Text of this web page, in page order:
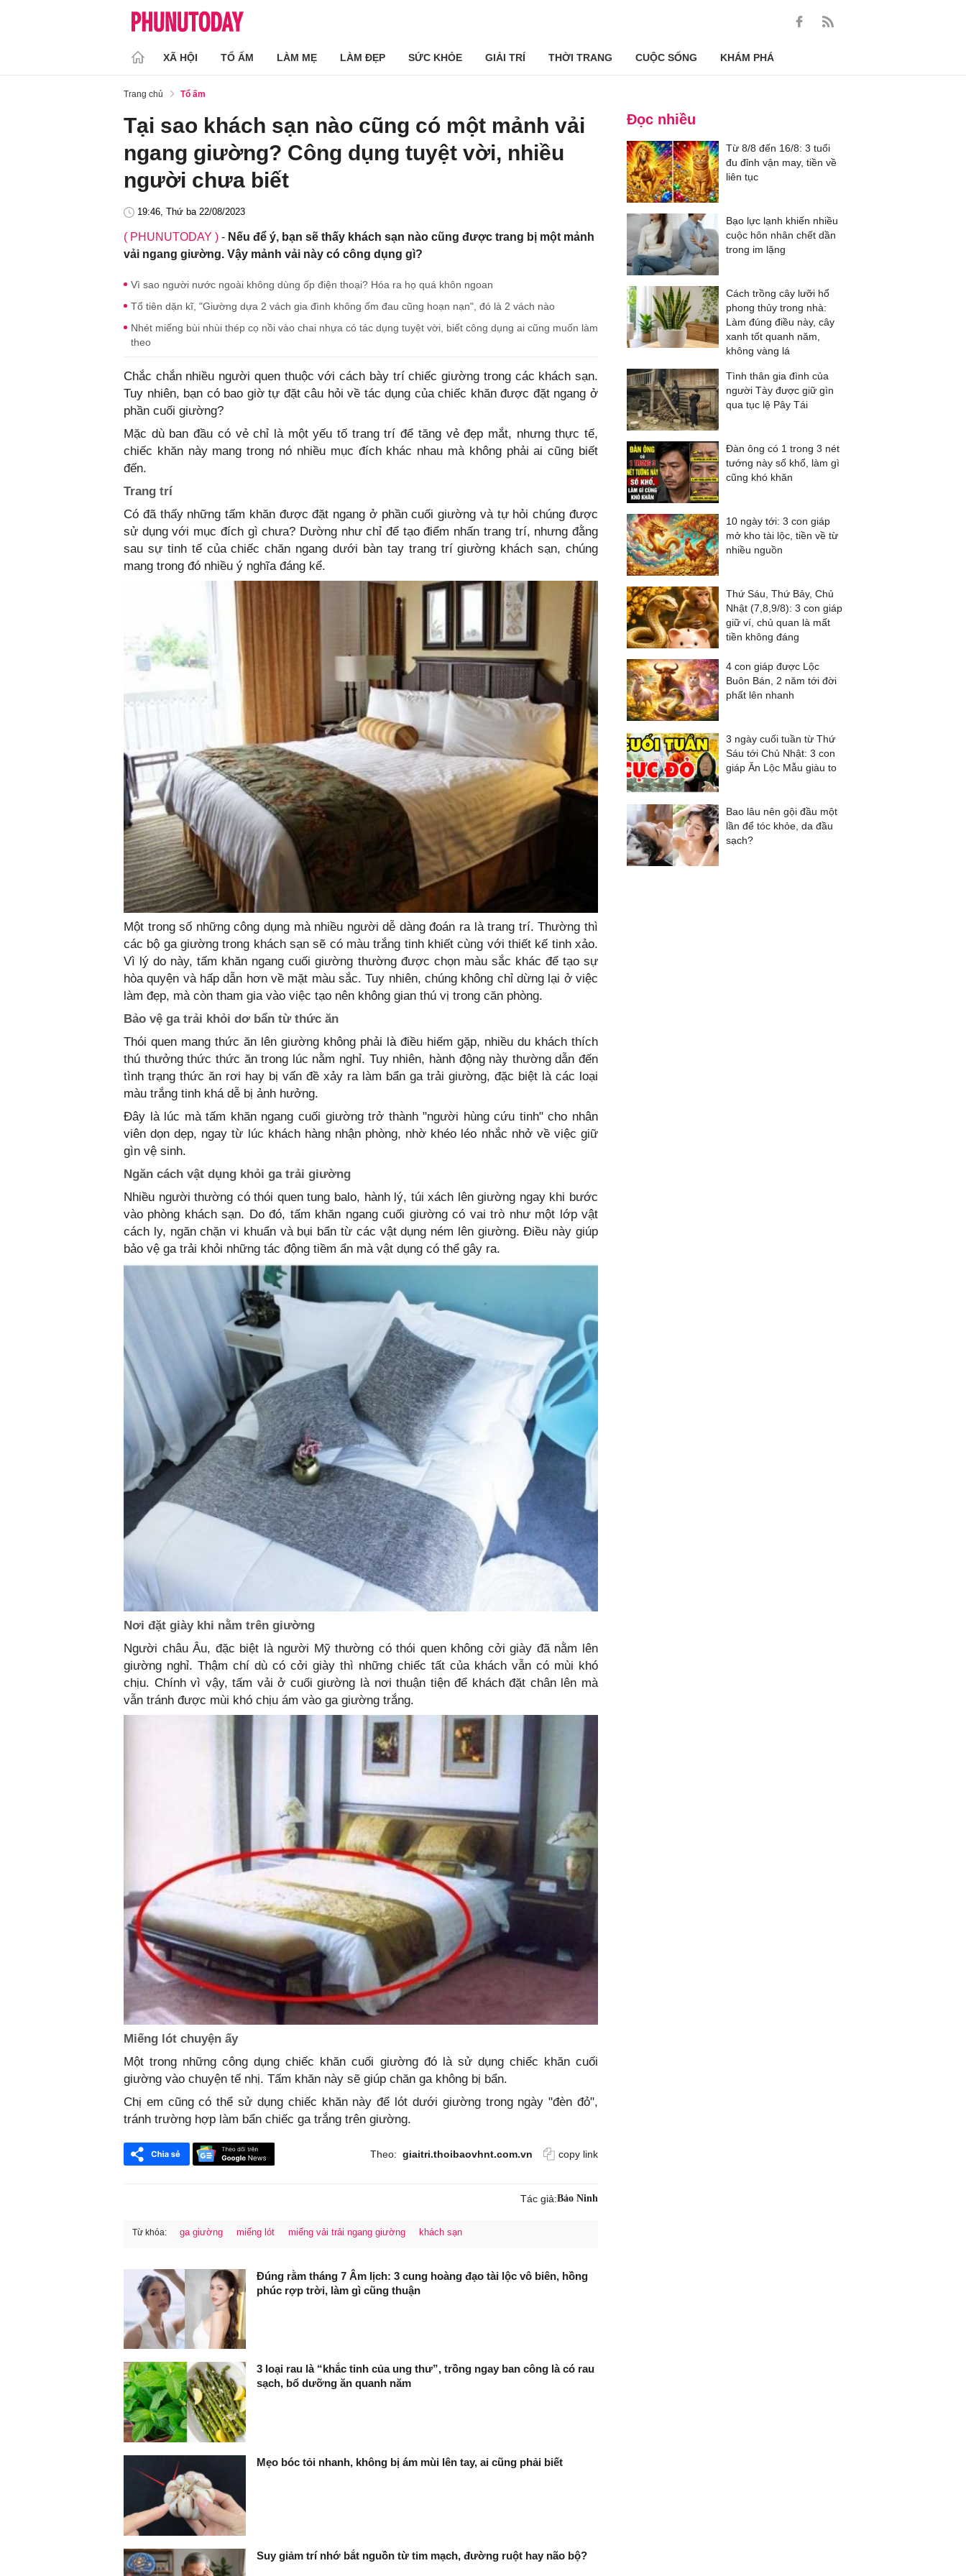
XÃ HỘI TỔ ẤM LÀM MẸ LÀM ĐẸP SỨC KHỎE GIẢI TRÍ THỜI TRANG CUỘC SỐNG KHÁM PHÁ
Trang chủ Tổ ấm
Tại sao khách sạn nào cũng có một mảnh vải
ngang giường? Công dụng tuyệt vời, nhiều
người chưa biết
19:46, Thứ ba 22/08/2023
( PHUNUTODAY ) - Nếu để ý, bạn sẽ thấy khách sạn nào cũng được trang bị một mảnh
vải ngang giường. Vậy mảnh vải này có công dụng gì?
Vì sao người nước ngoài không dùng ốp điện thoại? Hóa ra họ quá khôn ngoan
Tổ tiên dặn kĩ, "Giường dựa 2 vách gia đình không ốm đau cũng hoạn nạn", đó là 2 vách nào
Nhét miếng bùi nhùi thép cọ nồi vào chai nhựa có tác dụng tuyệt vời, biết công dụng ai cũng muốn làm
theo
Chắc chắn nhiều người quen thuộc với cách bày trí chiếc giường trong các khách sạn.
Tuy nhiên, bạn có bao giờ tự đặt câu hỏi về tác dụng của chiếc khăn được đặt ngang ở
phần cuối giường?
Mặc dù ban đầu có vẻ chỉ là một yếu tố trang trí để tăng vẻ đẹp mắt, nhưng thực tế,
chiếc khăn này mang trong nó nhiều mục đích khác nhau mà không phải ai cũng biết
đến.
Trang trí
Có đã thấy những tấm khăn được đặt ngang ở phần cuối giường và tự hỏi chúng được
sử dụng với mục đích gì chưa? Dường như chỉ để tạo điểm nhấn trang trí, nhưng đằng
sau sự tinh tế của chiếc chăn ngang dưới bàn tay trang trí giường khách sạn, chúng
mang trong đó nhiều ý nghĩa đáng kể.
Một trong số những công dụng mà nhiều người dễ dàng đoán ra là trang trí. Thường thì
các bộ ga giường trong khách sạn sẽ có màu trắng tinh khiết cùng với thiết kế tinh xảo.
Vì lý do này, tấm khăn ngang cuối giường thường được chọn màu sắc khác để tạo sự
hòa quyện và hấp dẫn hơn về mặt màu sắc. Tuy nhiên, chúng không chỉ dừng lại ở việc
làm đẹp, mà còn tham gia vào việc tạo nên không gian thú vị trong căn phòng.
Bảo vệ ga trải khỏi dơ bẩn từ thức ăn
Thói quen mang thức ăn lên giường không phải là điều hiếm gặp, nhiều du khách thích
thú thưởng thức thức ăn trong lúc nằm nghỉ. Tuy nhiên, hành động này thường dẫn đến
tình trạng thức ăn rơi hay bị vấn đề xảy ra làm bẩn ga trải giường, đặc biệt là các loại
màu trắng tinh khá dễ bị ảnh hưởng.
Đây là lúc mà tấm khăn ngang cuối giường trở thành "người hùng cứu tinh" cho nhân
viên dọn dẹp, ngay từ lúc khách hàng nhận phòng, nhờ khéo léo nhắc nhở về việc giữ
gìn vệ sinh.
Ngăn cách vật dụng khỏi ga trải giường
Nhiều người thường có thói quen tung balo, hành lý, túi xách lên giường ngay khi bước
vào phòng khách sạn. Do đó, tấm khăn ngang cuối giường có vai trò như một lớp vật
cách ly, ngăn chặn vi khuẩn và bụi bẩn từ các vật dụng ném lên giường. Điều này giúp
bảo vệ ga trải khỏi những tác động tiềm ẩn mà vật dụng có thể gây ra.
Nơi đặt giày khi nằm trên giường
Người châu Âu, đặc biệt là người Mỹ thường có thói quen không cởi giày đã nằm lên
giường nghỉ. Thậm chí dù có cởi giày thì những chiếc tất của khách vẫn có mùi khó
chịu. Chính vì vậy, tấm vải ở cuối giường là nơi thuận tiện để khách đặt chân lên mà
vẫn tránh được mùi khó chịu ám vào ga giường trắng.
Miếng lót chuyện ấy
Một trong những công dụng chiếc khăn cuối giường đó là sử dụng chiếc khăn cuối
giường vào chuyện tế nhị. Tấm khăn này sẽ giúp chăn ga không bị bẩn.
Chị em cũng có thể sử dụng chiếc khăn này để lót dưới giường trong ngày "đèn đỏ",
tránh trường hợp làm bẩn chiếc ga trắng trên giường.
Theo: giaitri.thoibaovhnt.com.vn copy link
Tác giả:Bảo Ninh
Từ khóa: ga giường miếng lót miếng vải trải ngang giường khách sạn
Đúng rằm tháng 7 Âm lịch: 3 cung hoàng đạo tài lộc vô biên, hồng
phúc rợp trời, làm gì cũng thuận
3 loại rau là “khắc tinh của ung thư”, trồng ngay ban công là có rau
sạch, bổ dưỡng ăn quanh năm
Mẹo bóc tỏi nhanh, không bị ám mùi lên tay, ai cũng phải biết
Suy giảm trí nhớ bắt nguồn từ tim mạch, đường ruột hay não bộ?
Đọc nhiều
Từ 8/8 đến 16/8: 3 tuổi
đu đỉnh vận may, tiền về
liên tục
Bạo lực lạnh khiến nhiều
cuộc hôn nhân chết dần
trong im lặng
Cách trồng cây lưỡi hổ
phong thủy trong nhà:
Làm đúng điều này, cây
xanh tốt quanh năm,
không vàng lá
Tình thân gia đình của
người Tày được giữ gìn
qua tục lệ Pây Tái
Đàn ông có 1 trong 3 nét
tướng này số khổ, làm gì
cũng khó khăn
10 ngày tới: 3 con giáp
mở kho tài lộc, tiền về từ
nhiều nguồn
Thứ Sáu, Thứ Bảy, Chủ
Nhật (7,8,9/8): 3 con giáp
giữ ví, chủ quan là mất
tiền không đáng
4 con giáp được Lộc
Buôn Bán, 2 năm tới đời
phất lên nhanh
3 ngày cuối tuần từ Thứ
Sáu tới Chủ Nhật: 3 con
giáp Ăn Lộc Mẫu giàu to
Bao lâu nên gội đầu một
lần để tóc khỏe, da đầu
sạch?